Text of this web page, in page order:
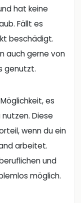
hat keine
Fällt es
beschädigt.
auch gerne von
genutzt.
es
Diese
wenn du ein
arbeitet.
und
möglich.